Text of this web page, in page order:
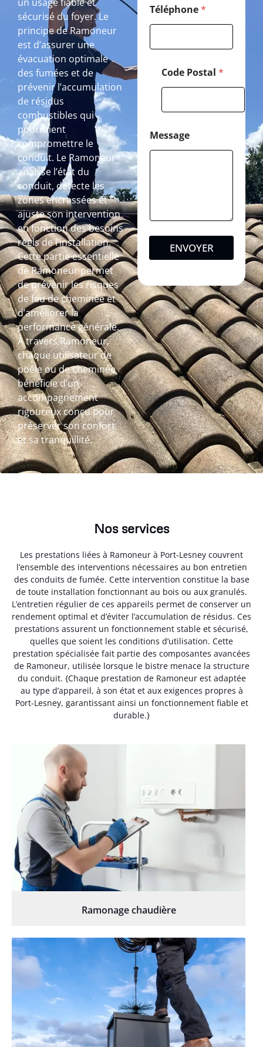
un usage fiable et
sécurisé du foyer. Le
principe de Ramoneur
est d’assurer une
évacuation optimale
des fumées et de
prévenir l’accumulation
de résidus
combustibles qui
pourraient
compromettre le
conduit. Le Ramoneur
analyse l’état du
conduit, détecte les
zones encrassées et
ajuste son intervention
en fonction des besoins
réels de l’installation.
Cette partie essentielle
de Ramoneur permet
de prévenir les risques
de feu de cheminée et
d’améliorer la
performance générale.
À travers Ramoneur,
chaque utilisateur de
poêle ou de cheminée
bénéficie d’un
accompagnement
rigoureux conçu pour
préserver son confort
et sa tranquillité.
Téléphone*
Code Postal *
Message
ENVOYER
Nos services
Les prestations liées à Ramoneur à Port-Lesney couvrent
l’ensemble des interventions nécessaires au bon entretien
des conduits de fumée. Cette intervention constitue la base
de toute installation fonctionnant au bois ou aux granulés.
L’entretien régulier de ces appareils permet de conserver un
rendement optimal et d’éviter l’accumulation de résidus. Ces
prestations assurent un fonctionnement stable et sécurisé,
quelles que soient les conditions d’utilisation. Cette
prestation spécialisée fait partie des composantes avancées
de Ramoneur, utilisée lorsque le bistre menace la structure
du conduit. {Chaque prestation de Ramoneur est adaptée
au type d’appareil, à son état et aux exigences propres à
Port-Lesney, garantissant ainsi un fonctionnement fiable et
durable.}
Ramonage chaudière